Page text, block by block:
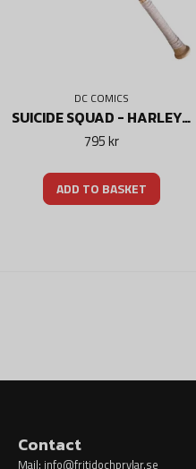
DC COMICS
SUICIDE SQUAD - HARLEY QUINN'S GOOD NIGHT BAT
795 kr
ADD TO BASKET
Contact
Mail: info@fritidochprylar.se